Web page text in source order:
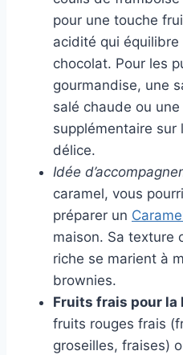
pour une touche
acidité qui
chocolat. Pour les
gourmandise, une
salé chaude ou
supplémentaire sur
délice.
Idée
caramel, vous
préparer un
maison. Sa texture
riche se marient à
brownies.
Fruits frais pour la
fruits rouges frais
groseilles, fraises)